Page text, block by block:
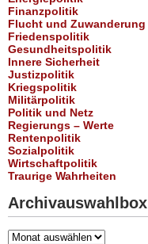
Finanzpolitik
Flucht und Zuwanderung
Friedenspolitik
Gesundheitspolitik
Innere Sicherheit
Justizpolitik
Kriegspolitik
Militärpolitik
Politik und Netz
Regierungs – Werte
Rentenpolitik
Sozialpolitik
Wirtschaftpolitik
Traurige Wahrheiten
Archivauswahlbox
Archivauswahlbox